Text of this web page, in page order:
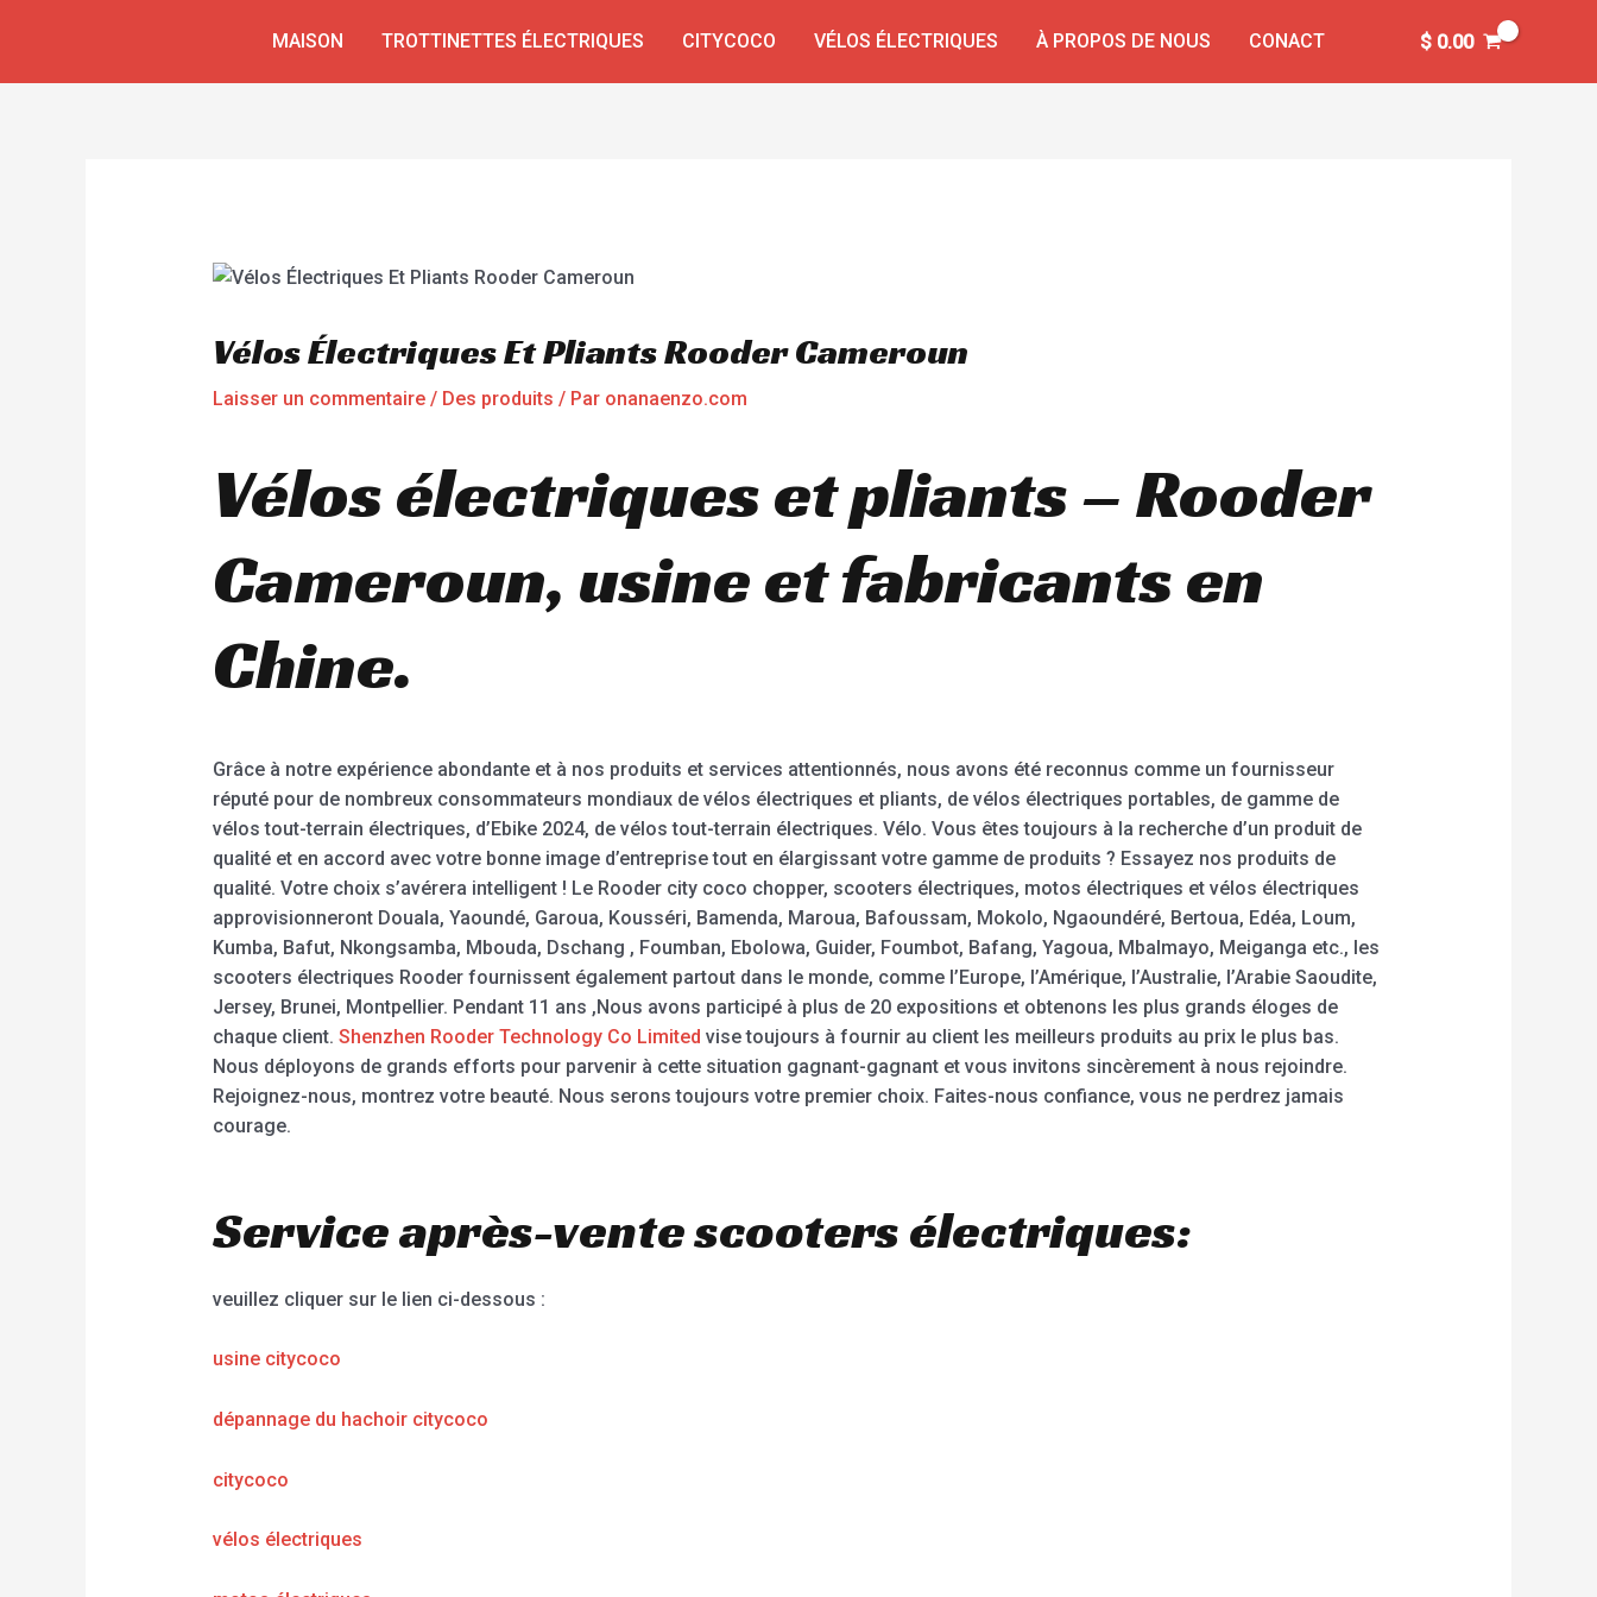
MAISON TROTTINETTES ÉLECTRIQUES CITYCOCO VÉLOS ÉLECTRIQUES À PROPOS DE NOUS CONACT $0.00
Vélos Électriques Et Pliants Rooder Cameroun
Laisser un commentaire / Des produits / Par onanaenzo.com
Vélos électriques et pliants – Rooder
Cameroun, usine et fabricants en
Chine.
Grâce à notre expérience abondante et à nos produits et services attentionnés, nous avons été reconnus comme un fournisseur
réputé pour de nombreux consommateurs mondiaux de vélos électriques et pliants, de vélos électriques portables, de gamme de
vélos tout-terrain électriques, d’Ebike 2024, de vélos tout-terrain électriques. Vélo. Vous êtes toujours à la recherche d’un produit de
qualité et en accord avec votre bonne image d’entreprise tout en élargissant votre gamme de produits ? Essayez nos produits de
qualité. Votre choix s’avérera intelligent ! Le Rooder city coco chopper, scooters électriques, motos électriques et vélos électriques
approvisionneront Douala, Yaoundé, Garoua, Kousséri, Bamenda, Maroua, Bafoussam, Mokolo, Ngaoundéré, Bertoua, Edéa, Loum,
Kumba, Bafut, Nkongsamba, Mbouda, Dschang , Foumban, Ebolowa, Guider, Foumbot, Bafang, Yagoua, Mbalmayo, Meiganga etc., les
scooters électriques Rooder fournissent également partout dans le monde, comme l’Europe, l’Amérique, l’Australie, l’Arabie Saoudite,
Jersey, Brunei, Montpellier. Pendant 11 ans ,Nous avons participé à plus de 20 expositions et obtenons les plus grands éloges de
chaque client. Shenzhen Rooder Technology Co Limited vise toujours à fournir au client les meilleurs produits au prix le plus bas.
Nous déployons de grands efforts pour parvenir à cette situation gagnant-gagnant et vous invitons sincèrement à nous rejoindre.
Rejoignez-nous, montrez votre beauté. Nous serons toujours votre premier choix. Faites-nous confiance, vous ne perdrez jamais
courage.
Service après-vente scooters électriques:
veuillez cliquer sur le lien ci-dessous :
usine citycoco
dépannage du hachoir citycoco
citycoco
vélos électriques